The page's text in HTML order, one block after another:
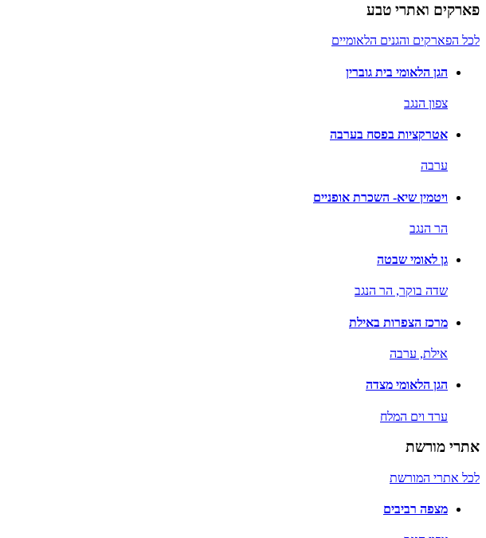
פארקים ואתרי טבע
לכל הפארקים והגנים הלאומיים
הגן הלאומי בית גוברין
צפון הנגב
אטרקציות בפסח בערבה
ערבה
ויטמין שיא- השכרת אופניים
הר הנגב
גן לאומי שבטה
שדה בוקר, הר הנגב
מרכז הצפרות באילת
אילת, ערבה
הגן הלאומי מצדה
ערד וים המלח
אתרי מורשת
לכל אתרי המורשת
מצפה רביבים